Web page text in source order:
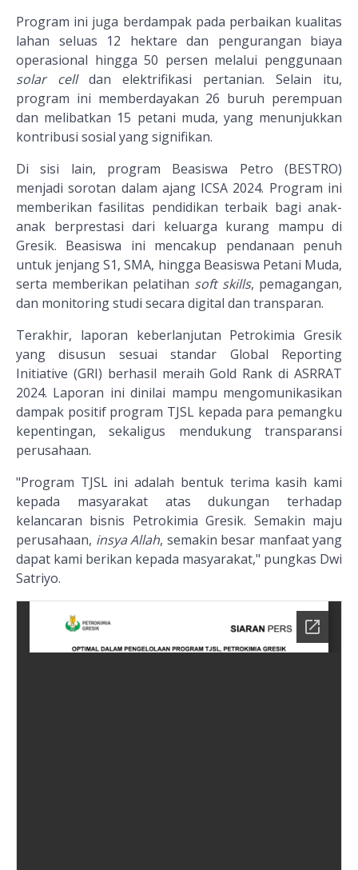
Program ini juga berdampak pada perbaikan kualitas
lahan seluas 12 hektare dan pengurangan biaya
operasional hingga 50 persen melalui penggunaan
solar celldan elektrifikasi pertanian. Selain itu,
program ini memberdayakan 26 buruh perempuan
dan melibatkan 15 petani muda, yang menunjukkan
kontribusi sosial yang signifikan.
Di sisi lain, program Beasiswa Petro (BESTRO)
menjadi sorotan dalam ajang ICSA 2024. Program ini
memberikan fasilitas pendidikan terbaik bagi anak-
anak berprestasi dari keluarga kurang mampu di
Gresik. Beasiswa ini mencakup pendanaan penuh
untuk jenjang S1, SMA, hingga Beasiswa Petani Muda,
serta memberikan pelatihan soft skills, pemagangan,
dan monitoring studi secara digital dan transparan.
Terakhir, laporan keberlanjutan Petrokimia Gresik
yang disusun sesuai standar Global Reporting
Initiative (GRI) berhasil meraih Gold Rank di ASRRAT
2024. Laporan ini dinilai mampu mengomunikasikan
dampak positif program TJSL kepada para pemangku
kepentingan, sekaligus mendukung transparansi
perusahaan.
"Program TJSL ini adalah bentuk terima kasih kami
kepada masyarakat atas dukungan terhadap
kelancaran bisnis Petrokimia Gresik. Semakin maju
perusahaan, insya Allah, semakin besar manfaat yang
dapat kami berikan kepada masyarakat," pungkas Dwi
Satriyo.